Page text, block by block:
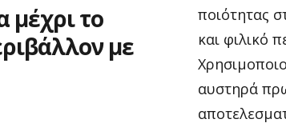
μέχριτο
με
ποιότητας
και φιλικό
αυστηρά